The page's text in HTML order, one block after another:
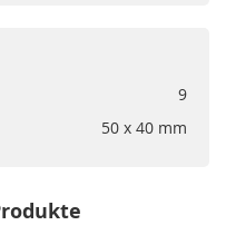
9
50 x 40 mm